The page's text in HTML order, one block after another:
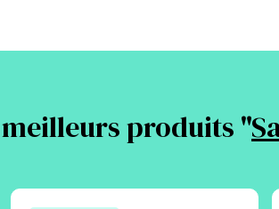
meilleurs produits "